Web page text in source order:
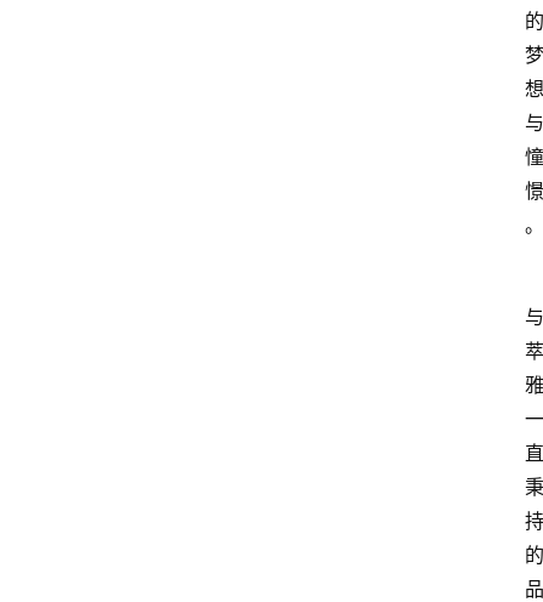
的
梦
想
与
憧
憬
。
与
萃
雅
一
直
秉
持
的
品